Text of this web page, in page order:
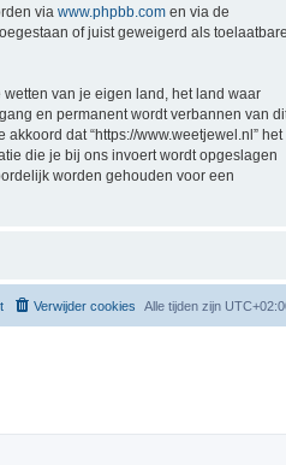
via www.phpbb.com en via de
of juist geweigerd als toelaatbare
van je eigen land, het land waar
en permanent wordt verbannen van
dat “https://www.weetjewel.nl” het
die je bij ons invoert wordt opgeslagen
worden gehouden voor een
Alle tijden zijn
Verwijder cookies